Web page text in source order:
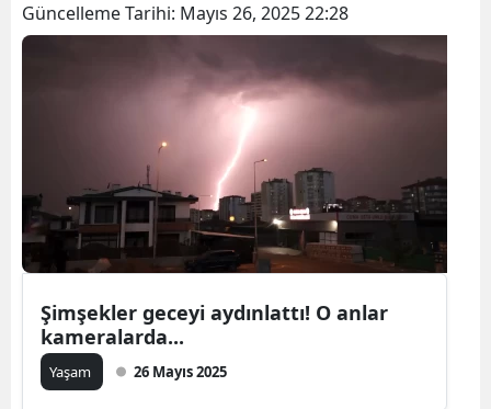
Güncelleme Tarihi: Mayıs 26, 2025 22:28
Şimşekler geceyi aydınlattı! O anlar
kameralarda...
Yaşam 26 Mayıs 2025